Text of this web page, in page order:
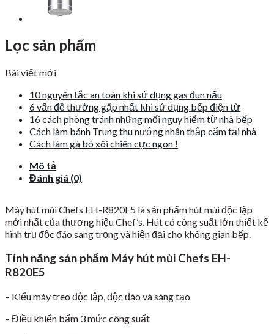
Lọc sản phẩm
Bài viết mới
10 nguyên tắc an toàn khi sử dụng gas đun nấu
6 vấn đề thường gặp nhất khi sử dụng bếp điện từ
16 cách phòng tránh những mối nguy hiểm từ nhà bếp
Cách làm bánh Trung thu nướng nhân thập cẩm tại nhà
Cách làm gà bó xôi chiên cực ngon !
Mô tả
Đánh giá (0)
Máy hút mùi Chefs EH-R820E5 là sản phẩm hút mùi độc lập
mới nhất của thương hiệu Chef’s. Hút có công suất lớn thiết kế
hình trụ độc đáo sang trọng và hiện đại cho không gian bếp.
Tính năng sản phẩm Máy hút mùi Chefs EH-
R820E5
– Kiểu máy treo độc lập, độc đáo và sáng tạo
– Điều khiển bấm 3 mức công suất